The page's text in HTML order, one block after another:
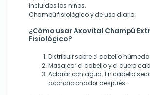
incluidos los niños.
Champú fisiológico y de uso diario.
¿Cómo usar Axovital Champú
Fisiológico?
Distribuir sobre el cabello húmedo.
Masajear el cabello y el cuero
Aclarar con agua. En cabello
acondicionador después.